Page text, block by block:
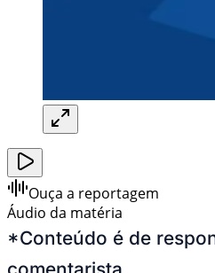
Ouça a reportagem
Áudio da matéria
*Conteúdo é de